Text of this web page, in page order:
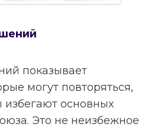
показывает
могут повторяться,
основных
Это не неизбежное